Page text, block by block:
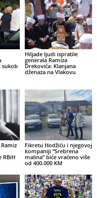
sukob
Hiljade ljudi ispratile
generala Ramiza
Drekovića: Klanjana
dženaza na Vlakovu
RBiH
Fikretu Hodžiću i njegovoj
kompaniji “Srebrena
malina” biće vraćeno više
od 400.000 KM